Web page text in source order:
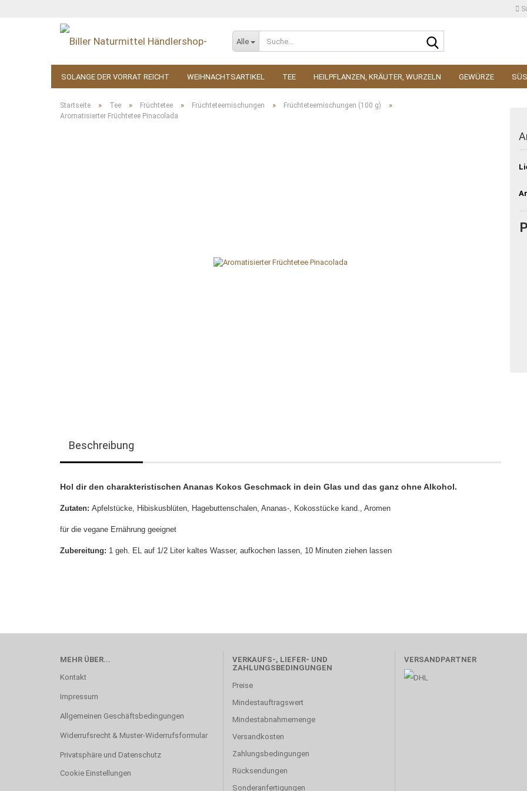
Alle
SOLANGE DER VORRAT REICHT WEIHNACHTSARTIKEL TEE HEILPFLANZEN, KRÄUTER, WURZELN GEWÜRZE
KOSMETIK ZUBEHÖR
Startseite » Tee » Früchtetee » Früchteteemischungen » Früchteteemischungen (100 g) »
Aromatisierter Früchtetee Pinacolada
Beschreibung
Hol dir den charakteristischen Ananas Kokos Geschmack in dein Glas und das ganz ohne Alkohol.
Zutaten: Apfelstücke, Hibiskusblüten, Hagebuttenschalen, Ananas-, Kokosstücke kand., Aromen
für die vegane Ernährung geeignet
Zubereitung: 1 geh. EL auf 1/2 Liter kaltes Wasser, aufkochen lassen, 10 Minuten ziehen lassen
MEHR ÜBER...
Kontakt
Impressum
Allgemeinen Geschäftsbedingungen
Widerrufsrecht & Muster-Widerrufsformular
Privatsphäre und Datenschutz
Cookie Einstellungen
VERKAUFS-, LIEFER- UND
ZAHLUNGSBEDINGUNGEN
Preise
Mindestauftragswert
Mindestabnahmemenge
Versandkosten
Zahlungsbedingungen
Rücksendungen
Sonderanfertigungen
VERSANDPARTNER